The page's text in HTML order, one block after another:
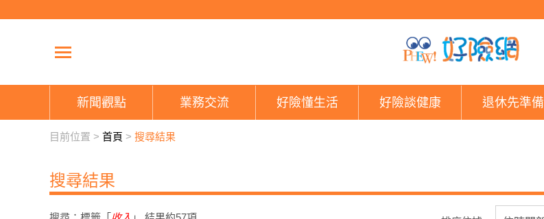
新聞觀點 業務交流 好險懂生活 好險談健康 退休先準備
目前位置 > 首頁 > 搜尋結果
搜尋結果